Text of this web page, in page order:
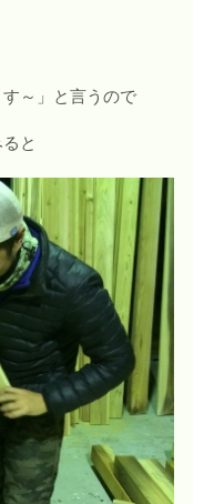
～」と言うので
と